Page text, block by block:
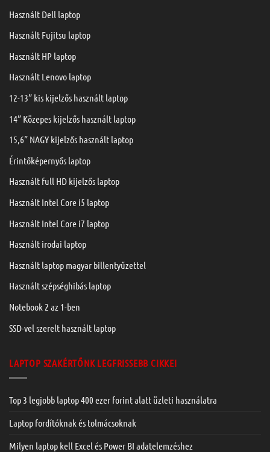
Használt Dell laptop
Használt Fujitsu laptop
Használt HP laptop
Használt Lenovo laptop
12-13” kis kijelzős használt laptop
14” Közepes kijelzős használt laptop
15,6” NAGY kijelzős használt laptop
Érintőképernyős laptop
Használt full HD kijelzős laptop
Használt Intel Core i5 laptop
Használt Intel Core i7 laptop
Használt irodai laptop
Használt laptop magyar billentyűzettel
Használt szépséghibás laptop
Notebook 2 az 1-ben
SSD-vel szerelt használt laptop
LAPTOP SZAKÉRTŐNK LEGFRISSEBB CIKKEI
Top 3 legjobb laptop 400 ezer forint alatt üzleti használatra
Laptop fordítóknak és tolmácsoknak
Milyen laptop kell Excel és Power BI adatelemzéshez